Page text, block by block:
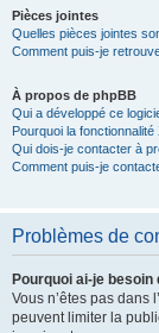
Pièces jointes
Quelles pièces jointes
Comment puis-je
À propos de phpBB
Qui a développé ce
Pourquoi la fonctionnalité
Qui dois-je contacter à
Comment puis-je
Problèmes de
Pourquoi ai-je besoin
Vous n’êtes pas dans
peuvent limiter la